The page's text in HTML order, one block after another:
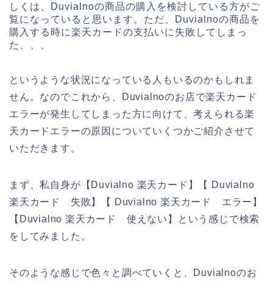
しくは、Duvialnoの商品の購入を検討している方がご
覧になっていると思います。ただ、Duvialnoの商品を
購入する時に楽天カードの支払いに失敗してしまっ
た、、、
というような状況になっている人もいるのかもしれま
せん。なのでこれから、Duvialnoのお店で楽天カード
エラーが発生してしまった方に向けて、考えられる楽
天カードエラーの原因についていくつかご紹介させて
いただきます。
まず、私自身が【Duvialno 楽天カード】【 Duvialno
楽天カード 失敗】【 Duvialno 楽天カード エラー】
【Duvialno 楽天カード 使えない】という感じで検索
をしてみました。
そのような感じで色々と調べていくと、Duvialnoのお